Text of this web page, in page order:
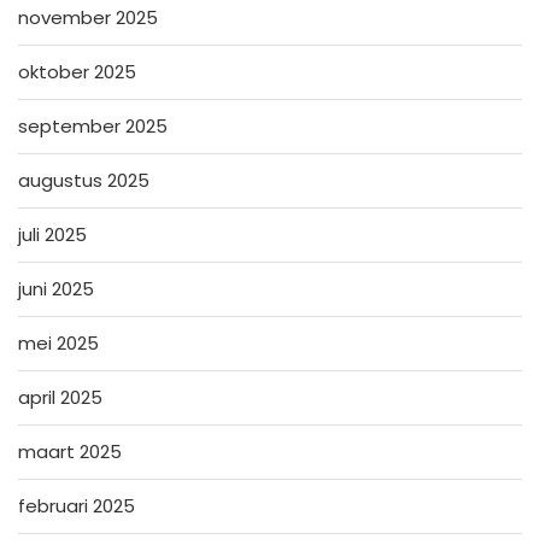
november 2025
oktober 2025
september 2025
augustus 2025
juli 2025
juni 2025
mei 2025
april 2025
maart 2025
februari 2025